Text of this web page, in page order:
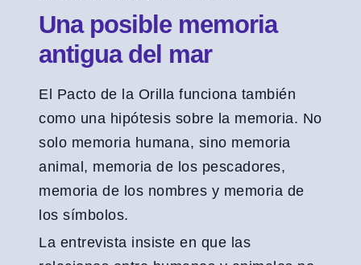
Una posible memoria
antigua del mar
El Pacto de la Orilla funciona también
como una hipótesis sobre la memoria. No
solo memoria humana, sino memoria
animal, memoria de los pescadores,
memoria de los nombres y memoria de
los símbolos.
La entrevista insiste en que las